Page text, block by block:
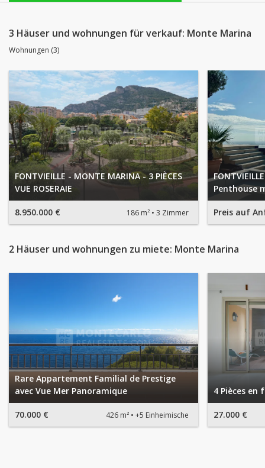
3 Häuser und wohnungen für verkauf: Monte Marina
Wohnungen (3)
FONTVIEILLE - MONTE MARINA - 3 PIÈCES
VUE ROSERAIE
8.950.000 € 186 m² 3 Zimmer
Penthouse
Preis auf
2 Häuser und wohnungen zu miete: Monte Marina
Rare Appartement Familial de Prestige
avec Vue Mer Panoramique
70.000 € 426 m² +5 Einheimische
4 Pièces
27.000 €